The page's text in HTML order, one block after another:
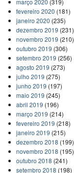
fevereiro 2020 (181)
janeiro 2020 (235)
dezembro 2019 (231)
novembro 2019 (210)
outubro 2019 (306)
setembro 2019 (256)
agosto 2019 (273)
julho 2019 (275)
junho 2019 (197)
maio 2019 (245)
abril 2019 (196)
março 2019 (214)
fevereiro 2019 (218)
janeiro 2019 (215)
dezembro 2018 (199)
novembro 2018 (195)
outubro 2018 (241)
setembro 2018 (198)